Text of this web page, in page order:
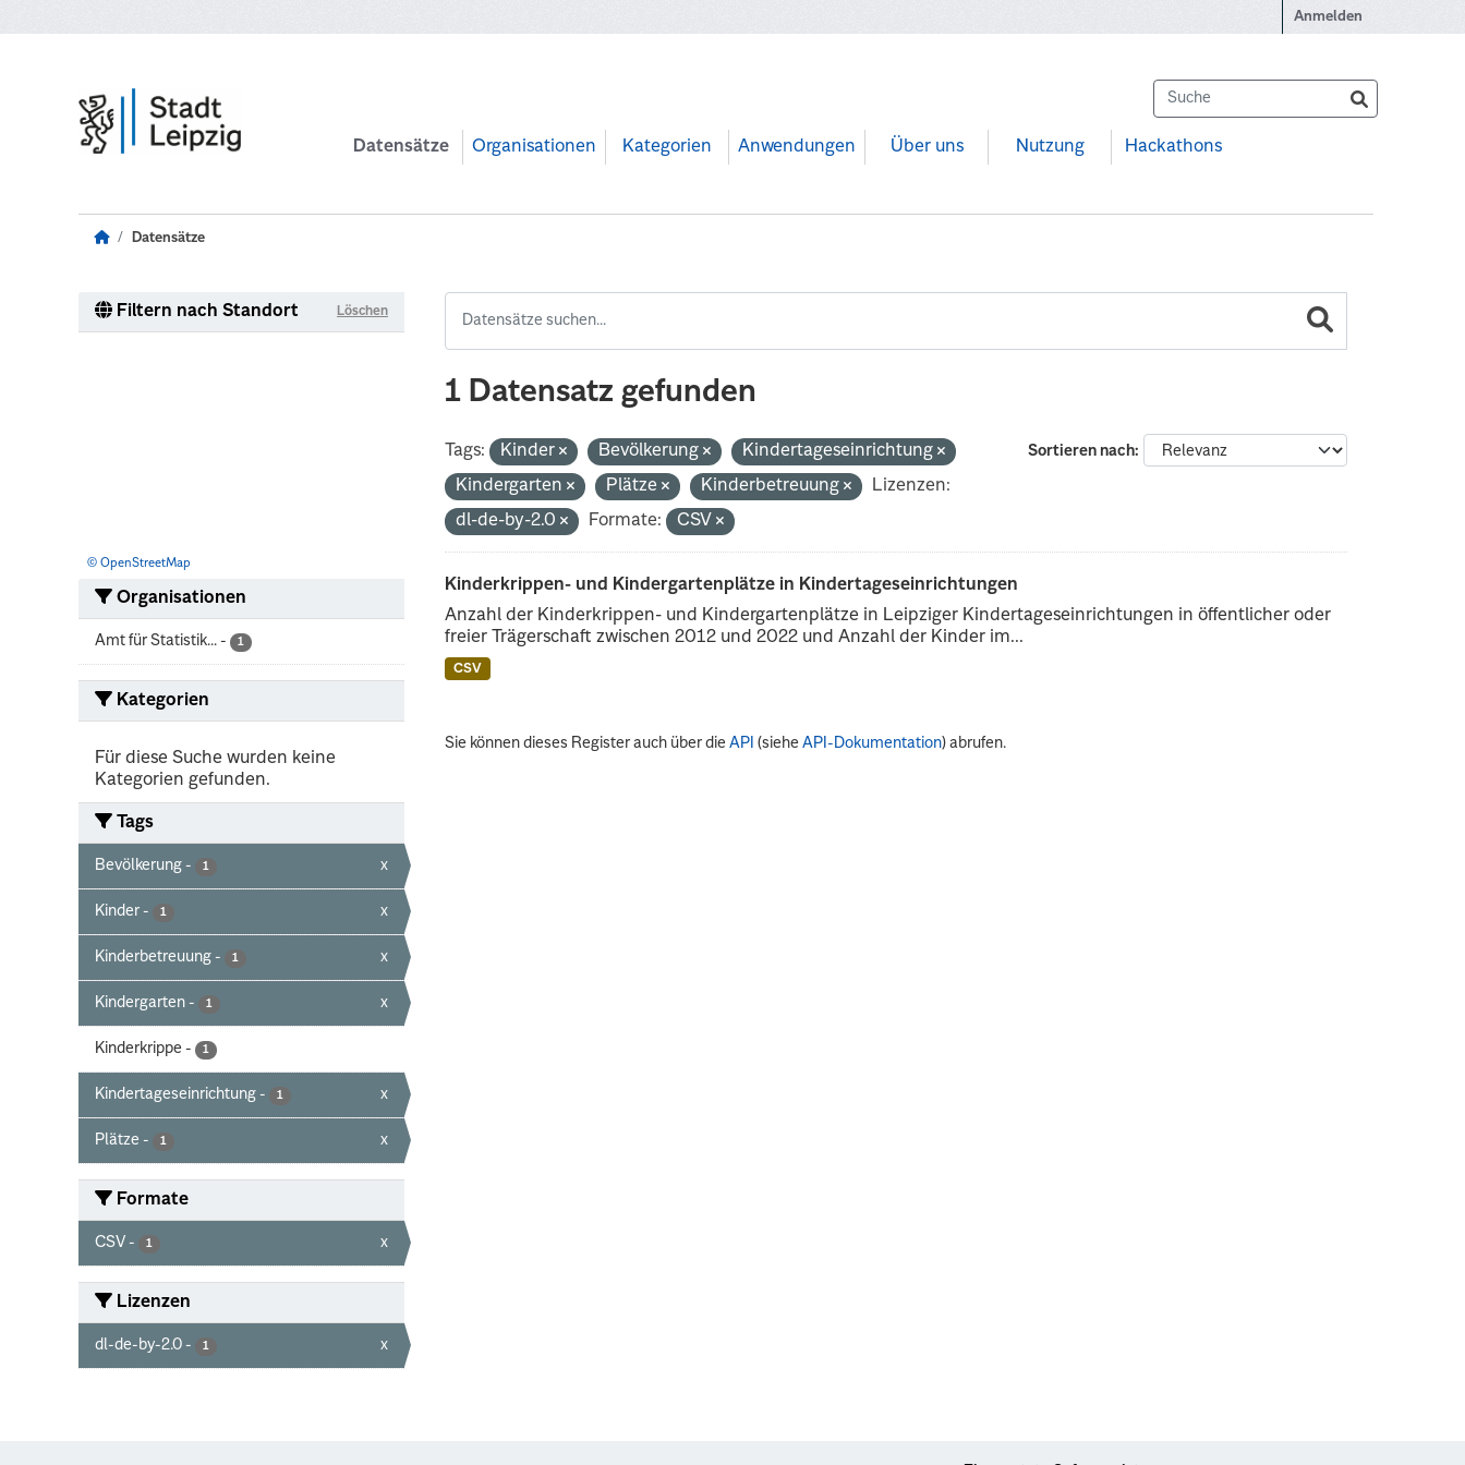
Anmelden
Datensätze Organisationen Kategorien Anwendungen Über uns Nutzung Hackathons
Datensätze
Filtern nach Standort Löschen
© OpenStreetMap
Organisationen
Amt für Statistik... - 1
Kategorien
Für diese Suche wurden keine
Kategorien gefunden.
Tags
Bevölkerung - 1 x
Kinder - 1 x
Kinderbetreuung - 1 x
Kindergarten - 1 x
Kinderkrippe - 1
Kindertageseinrichtung - 1 x
Plätze - 1 x
Formate
CSV - 1 x
Lizenzen
dl-de-by-2.0 - 1 x
1 Datensatz gefunden
Sortieren nach
Tags: Kinder Bevölkerung
Kindertageseinrichtung
Kindergarten
Plätze Kinderbetreuung
Lizenzen:
dl-de-by-2.0
Formate: CSV
Kinderkrippen- und Kindergartenplätze in Kindertageseinrichtungen
Anzahl der Kinderkrippen- und Kindergartenplätze in Leipziger Kindertageseinrichtungen in öffentlicher oder
freier Trägerschaft zwischen 2012 und 2022 und Anzahl der Kinder im...
CSV
Sie können dieses Register auch über dieAPI (sieheAPI-Dokumentation) abrufen.